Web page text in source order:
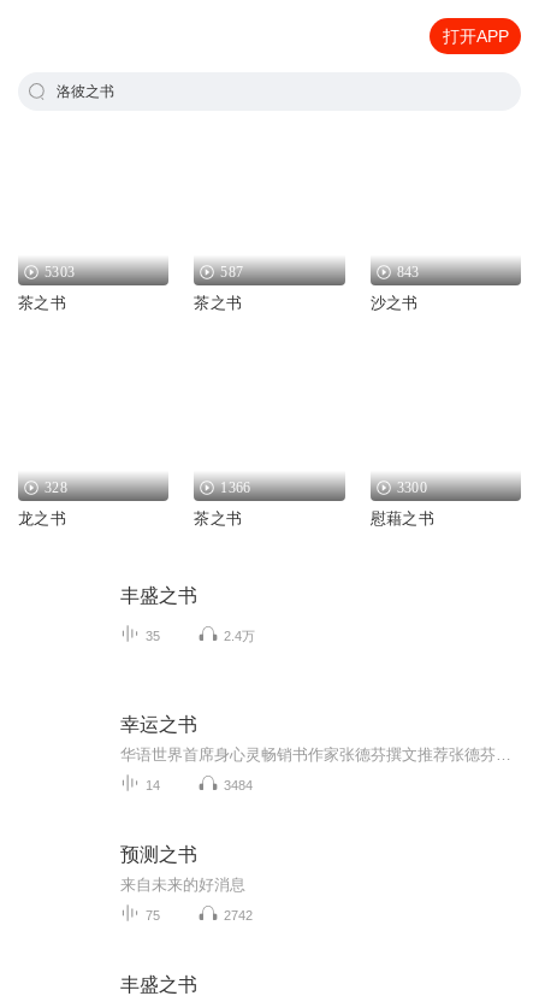
打开APP
洛彼之书
5303
茶之书
587
茶之书
843
沙之书
328
龙之书
1366
茶之书
3300
慰藉之书
丰盛之书
35 2.4万
幸运之书
14 3484
预测之书
来自未来的好消息
75 2742
丰盛之书